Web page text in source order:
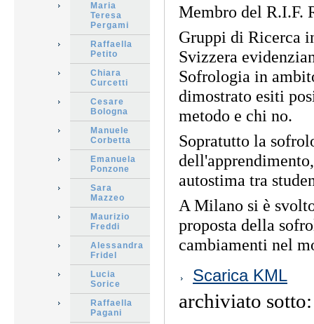
Maria
Teresa
Pergami
Raffaella
Petito
Chiara
Curcetti
Cesare
Bologna
Manuele
Corbetta
Emanuela
Ponzone
Sara
Mazzeo
Maurizio
Freddi
Alessandra
Fridel
Lucia
Sorice
Raffaella
Pagani
Membro del R.I.F.
Gruppi di Ricerca
Svizzera
Sofrologia in
dimostrato esiti
metodo e chi no.
Sopratutto la
autostima tra
A Milano si è
proposta della
cambiamenti nel
sul
documento
Scarica KML
archiviato